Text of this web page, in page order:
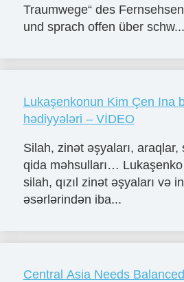
Traumwege“ des
und sprach offen über schw...
Lukaşenkonun Kim Çen Ina
hədiyyələri – VİDEO
Silah, zinət əşyaları,
qida məhsulları…
silah, qızıl zinət əşyaları və
əsərlərindən iba...
Central Asia Needs